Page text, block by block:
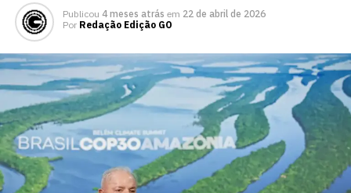
Publicou 4 meses atrás em 22 de abril de 2026
Por Redação Edição GO